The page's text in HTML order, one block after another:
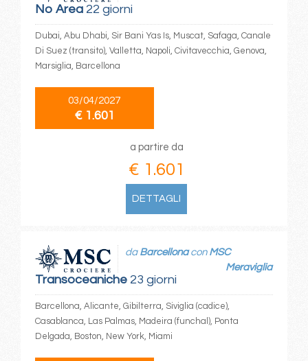
No Area22 giorni
Dubai, Abu Dhabi, Sir Bani Yas Is, Muscat, Safaga, Canale
Di Suez (transito), Valletta, Napoli, Civitavecchia, Genova,
Marsiglia, Barcellona
03/04/2027
€ 1.601
a partire da
€ 1.601
DETTAGLI
Transoceaniche23 giorni
da Barcellonacon MSC
Meraviglia
Barcellona, Alicante, Gibilterra, Siviglia (cadice),
Casablanca, Las Palmas, Madeira (funchal), Ponta
Delgada, Boston, New York, Miami